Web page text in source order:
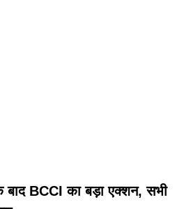
बाद BCCI का बड़ा एक्शन, सभी